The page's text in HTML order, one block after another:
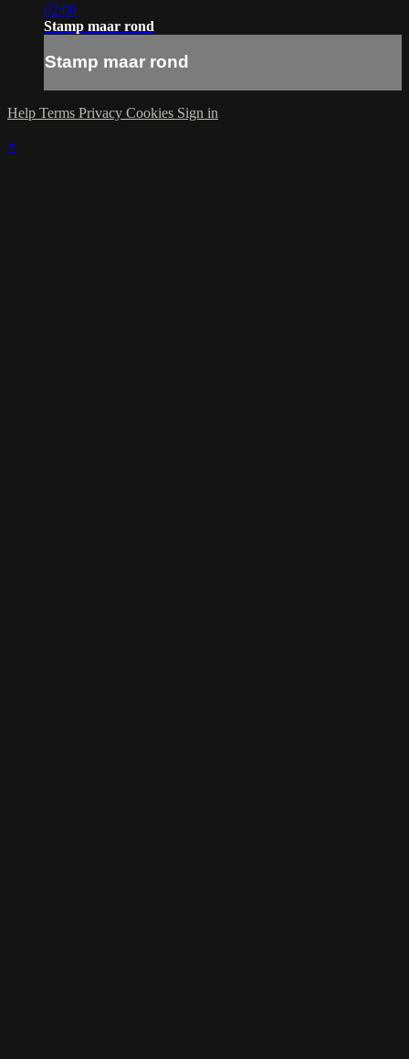
02:08
Stamp maar rond
Stamp maar rond
Help Terms Privacy Cookies Sign in
×